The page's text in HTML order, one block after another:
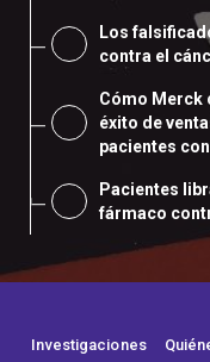
Los
contra el
Cómo Merck
éxito de
pacientes
Pacientes
fármaco
Investigaciones